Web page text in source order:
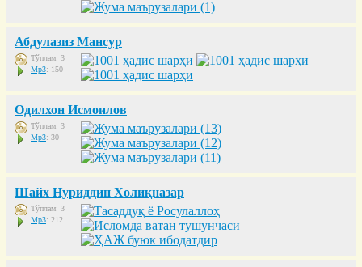
Абдулазиз Мансур
Тўплам: 3
Mp3: 150
Одилхон Исмоилов
Тўплам: 3
Mp3: 30
Шайх Нуриддин Холиқназар
Тўплам: 3
Mp3: 212